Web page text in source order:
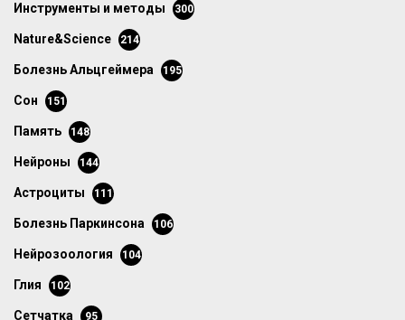
инструменты и методы 300
Nature&Science 214
болезнь Альцгеймера 195
сон 151
память 148
нейроны 144
астроциты 111
болезнь Паркинсона 106
нейрозоология 104
глия 102
сетчатка 95